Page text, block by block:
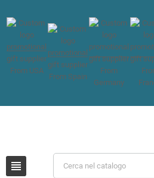
view_headline